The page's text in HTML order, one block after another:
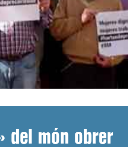
del món obrer